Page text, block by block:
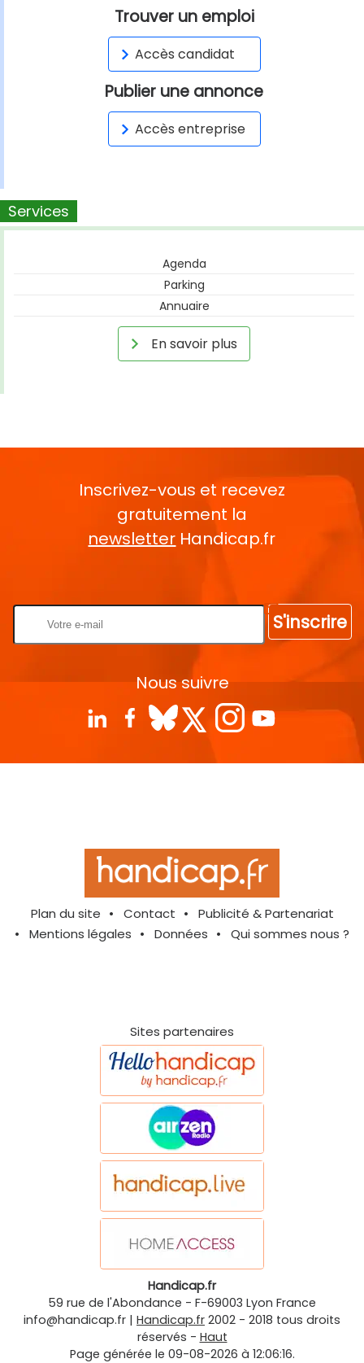
Trouver un emploi
Accès candidat
Publier une annonce
Accès entreprise
Services
Agenda
Parking
Annuaire
En savoir plus
Inscrivez-vous et recevez
gratuitement la
newsletter Handicap.fr
S'inscrire
Nous suivre
Plan du site Contact
Publicité & Partenariat
Mentions légales
Données Qui sommes nous ?
Sites partenaires
Handicap.fr
59 rue de l'Abondance - F-69003 Lyon France
info@handicap.fr | Handicap.fr 2002 - 2018 tous droits
réservés - Haut
Page générée le 09-08-2026 à 12:06:16.